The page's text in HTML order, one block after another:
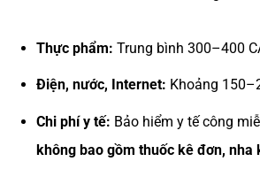
Thực phẩm: Trung bình 300–400
Điện, nước, Internet: Khoảng
Chi phí y tế: Bảo hiểm y tế công
không bao gồm thuốc kê đơn, nha